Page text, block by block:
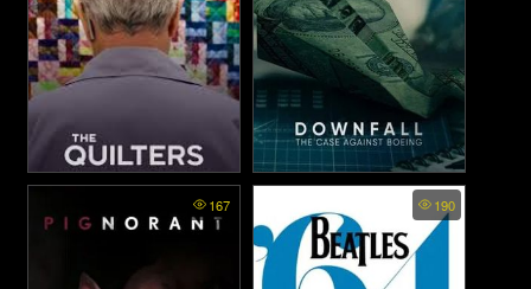
The Quilters - ช่างเย็บผ้า
(2024)
Downfall The Case Against
Boeing - ร่วง วิกฤติโบอิ้ง
(2022)
167 190